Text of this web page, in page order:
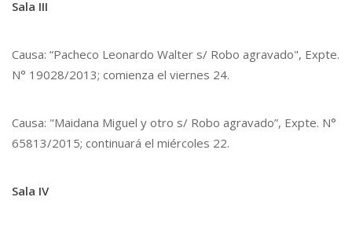
Sala III
Causa: “Pacheco Leonardo Walter s/ Robo agravado", Expte.
N° 19028/2013; comienza el viernes 24.
Causa: "Maidana Miguel y otro s/ Robo agravado”, Expte. N°
65813/2015; continuará el miércoles 22.
Sala IV